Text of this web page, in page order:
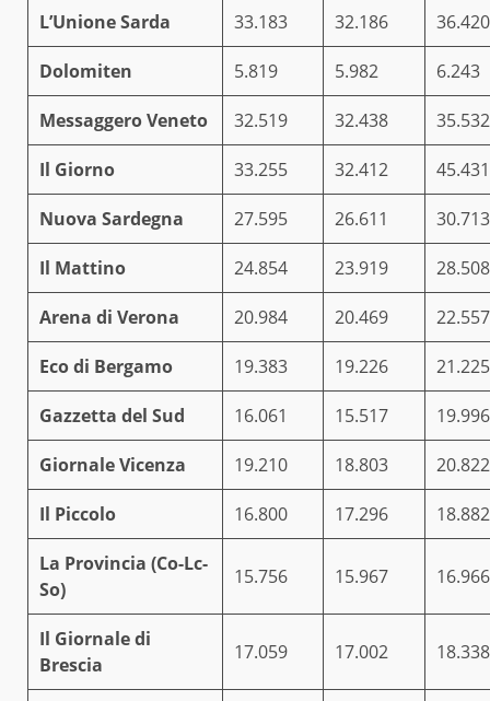
L’Unione Sarda 33.183 32.186 36.420
Dolomiten 5.819 5.982 6.243
Messaggero Veneto 32.519 32.438 35.532
Il Giorno 33.255 32.412 45.431
Nuova Sardegna 27.595 26.611 30.713
Il Mattino 24.854 23.919 28.508
Arena di Verona 20.984 20.469 22.557
Eco di Bergamo 19.383 19.226 21.225
Gazzetta del Sud 16.061 15.517 19.996
Giornale Vicenza 19.210 18.803 20.822
Il Piccolo 16.800 17.296 18.882
La Provincia (Co-Lc-
So)
15.756 15.967 16.966
Il Giornale di
Brescia
17.059 17.002 18.338